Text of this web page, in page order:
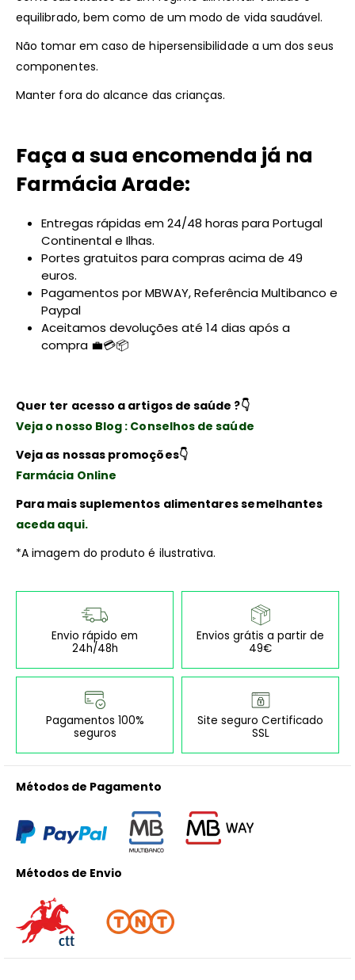
equilibrado, bem como de um modo de vida saudável.
Não tomar em caso de hipersensibilidade a um dos seus
componentes.
Manter fora do alcance das crianças.
Faça a sua encomenda já na
Farmácia Arade:
Entregas rápidas em 24/48 horas para Portugal
Continental e Ilhas.
Portes gratuitos para compras acima de 49
euros.
Pagamentos por MBWAY, Referência Multibanco e
Paypal
Aceitamos devoluções até 14 dias após a
compra 💼💳📦
Quer ter acesso a artigos de saúde ?👇
Veja o nosso Blog : Conselhos de saúde
Veja as nossas promoções👇
Farmácia Online
Para mais suplementos alimentares semelhantes
aceda aqui.
*A imagem do produto é ilustrativa.
Envio rápido em
24h/48h
Envios grátis a partir de
49€
Pagamentos 100%
seguros
Site seguro Certificado
SSL
Métodos de Pagamento
Métodos de Envio